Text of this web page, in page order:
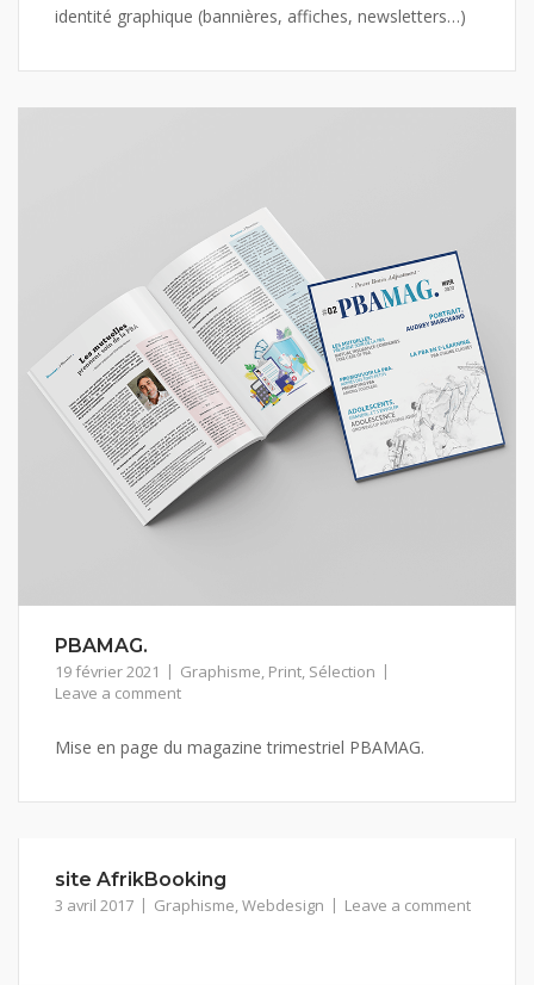
identité graphique (bannières, affiches, newsletters…)
PBAMAG.
19 février 2021 Graphisme Print Sélection
Leave a comment
Mise en page du magazine trimestriel PBAMAG.
site AfrikBooking
3 avril 2017 Graphisme Webdesign Leave a comment